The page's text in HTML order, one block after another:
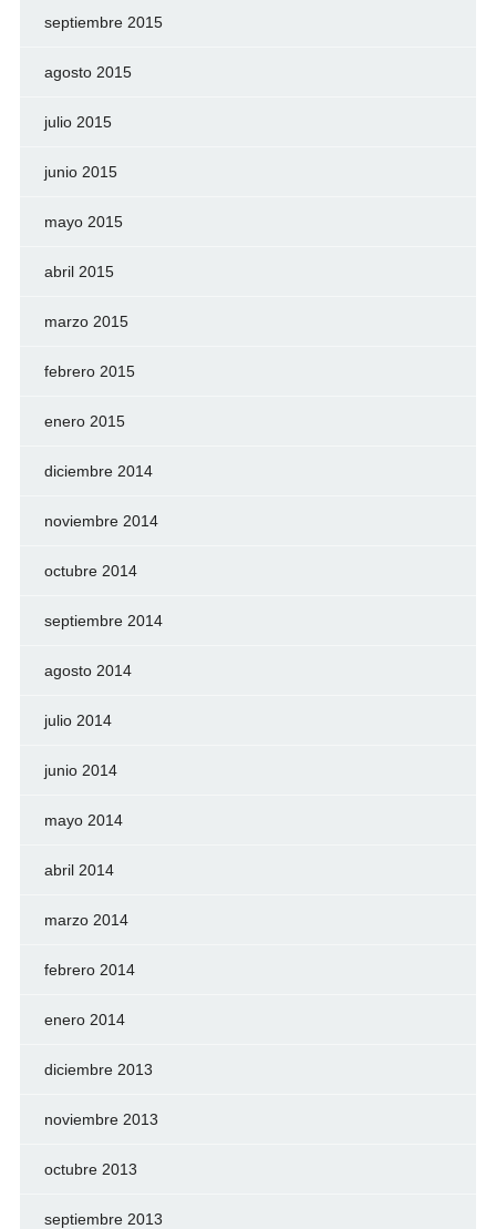
septiembre 2015
agosto 2015
julio 2015
junio 2015
mayo 2015
abril 2015
marzo 2015
febrero 2015
enero 2015
diciembre 2014
noviembre 2014
octubre 2014
septiembre 2014
agosto 2014
julio 2014
junio 2014
mayo 2014
abril 2014
marzo 2014
febrero 2014
enero 2014
diciembre 2013
noviembre 2013
octubre 2013
septiembre 2013